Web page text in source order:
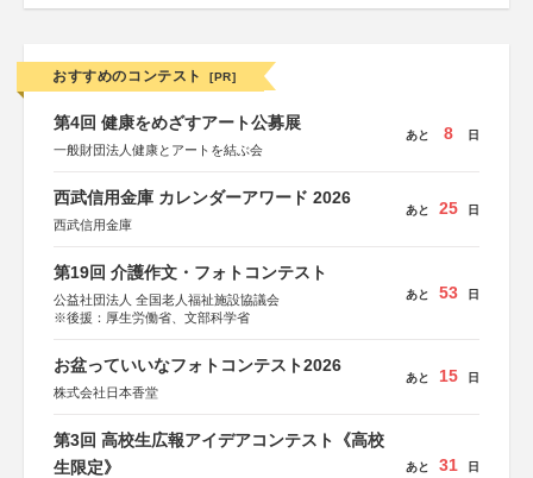
おすすめのコンテスト [PR]
第4回 健康をめざすアート公募展
一般財団法人健康とアートを結ぶ会
あと 8 日
西武信用金庫 カレンダーアワード 2026
西武信用金庫
あと 25 日
第19回 介護作文・フォトコンテスト
公益社団法人 全国老人福祉施設協議会
※後援：厚生労働省、文部科学省
あと 53 日
お盆っていいなフォトコンテスト2026
株式会社日本香堂
あと 15 日
第3回 高校生広報アイデアコンテスト《高校
生限定》
あと 31 日